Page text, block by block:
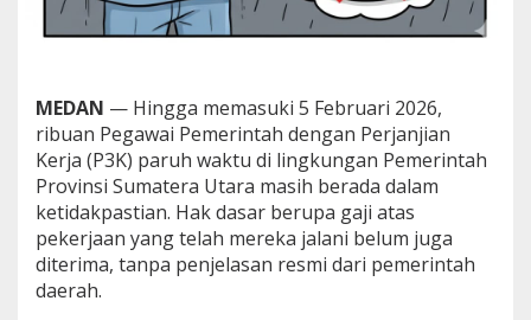
t
u
k
a
t
u
n
g
,
H
MEDAN — Hingga memasuki 5 Februari 2026,
ribuan Pegawai Pemerintah dengan Perjanjian
Kerja (P3K) paruh waktu di lingkungan Pemerintah
Provinsi Sumatera Utara masih berada dalam
ketidakpastian. Hak dasar berupa gaji atas
pekerjaan yang telah mereka jalani belum juga
diterima, tanpa penjelasan resmi dari pemerintah
daerah.